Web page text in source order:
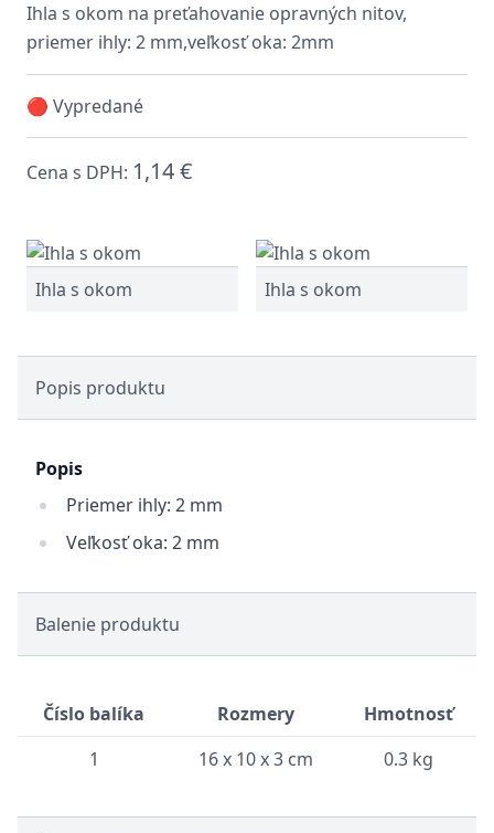
Ihla s okom na preťahovanie opravných nitov,
priemer ihly: 2 mm,veľkosť oka: 2mm
🔴 Vypredané
Cena s DPH: 1,14 €
Ihla s okom Ihla s okom
Popis produktu
Popis
Priemer ihly: 2 mm
Veľkosť oka: 2 mm
Balenie produktu
Číslo balíka Rozmery
Hmotnosť
1
16 x 10 x 3 cm 0.3 kg